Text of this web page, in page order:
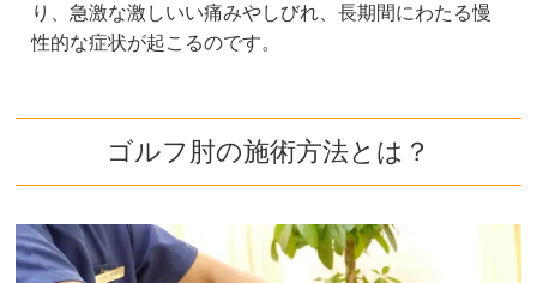
り、急激な激しいい痛みやしびれ、長期間にわたる慢
性的な症状が起こるのです。
ゴルフ肘の施術方法とは？